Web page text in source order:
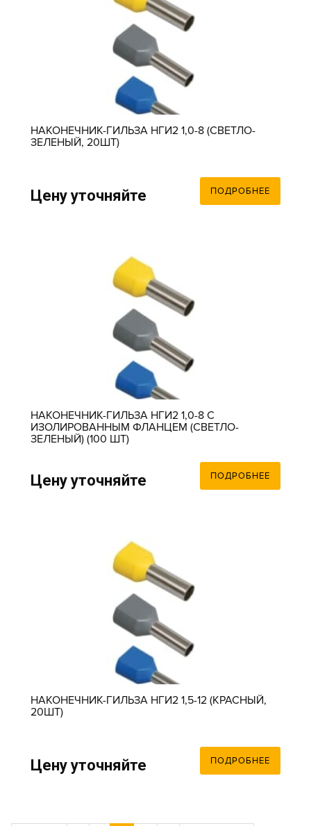
НАКОНЕЧНИК-ГИЛЬЗА НГИ2 1,0-8 (СВЕТЛО-
ЗЕЛЕНЫЙ, 20ШТ)
Цену уточняйте ПОДРОБНЕЕ
НАКОНЕЧНИК-ГИЛЬЗА НГИ2 1,0-8 С
ИЗОЛИРОВАННЫМ ФЛАНЦЕМ (СВЕТЛО-
ЗЕЛЕНЫЙ) (100 ШТ)
Цену уточняйте ПОДРОБНЕЕ
НАКОНЕЧНИК-ГИЛЬЗА НГИ2 1,5-12 (КРАСНЫЙ,
20ШТ)
Цену уточняйте ПОДРОБНЕЕ